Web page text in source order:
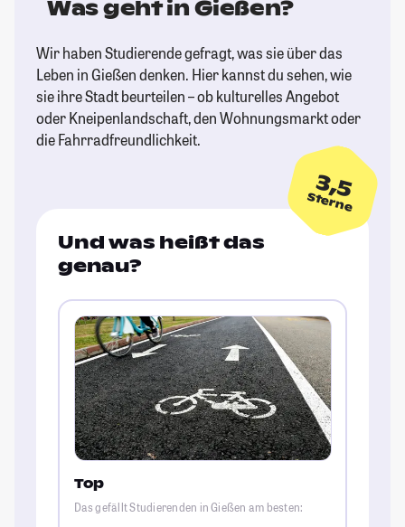
Was geht in Gießen?
Wir haben Studierende gefragt, was sie über das
Leben in Gießen denken. Hier kannst du sehen, wie
sie ihre Stadt beurteilen – ob kulturelles Angebot
oder Kneipenlandschaft, den Wohnungsmarkt oder
die Fahrradfreundlichkeit.
3,5
Sterne
Und was heißt das
genau?
Top
Das gefällt Studierenden in Gießen am besten: